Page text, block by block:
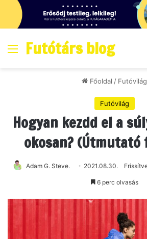
Menő
Futótárs blog
Főoldal / Futóvilág
Futóvilág
Hogyan kezdd el a
okosan?
Adam G. Steve. 2021.08.30.
6 perc olvasás